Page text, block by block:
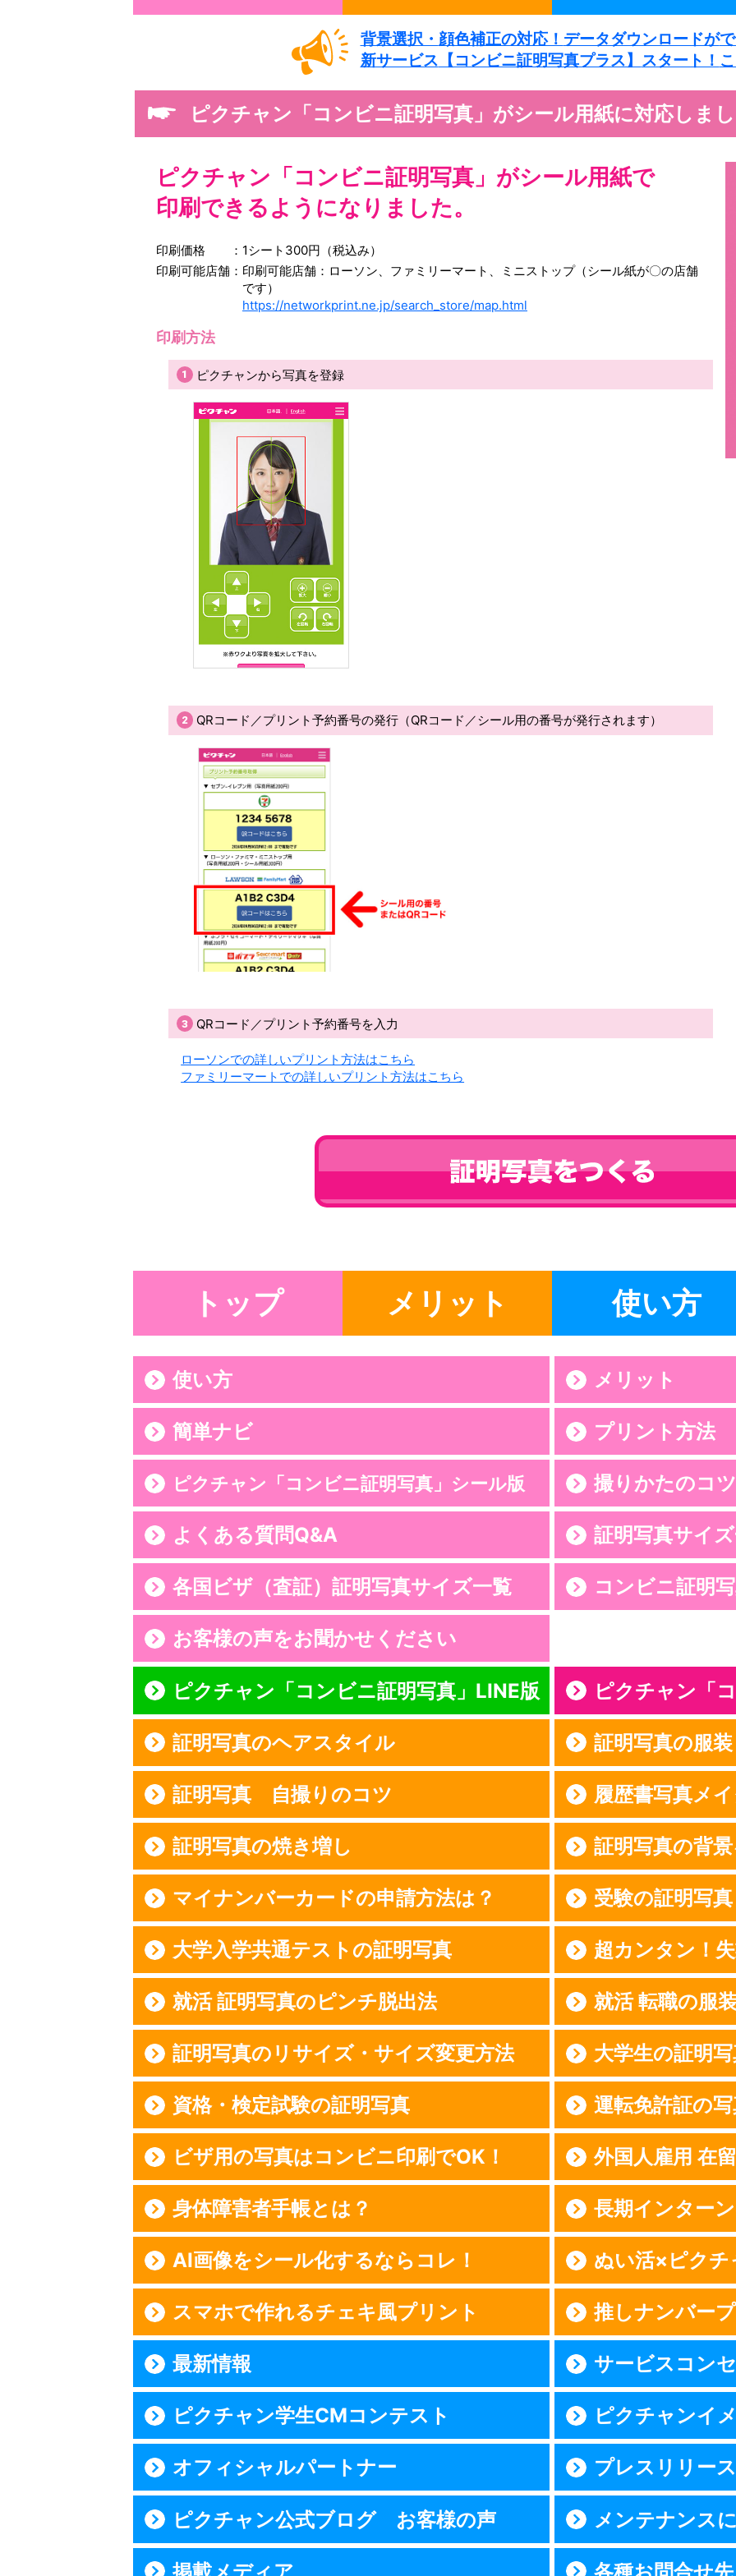
背景選択・ 顔色補正の対応！ データダウンロードが
新サービス 【コンビニ証明写真プラス】 スタート！
ピクチャン「コンビニ証明写真」がシール用紙に対応しま
ピクチャン「コンビニ証明写真」がシール用紙で
印刷できるようになりました。
印刷価格
1シート300円（税込み）
印刷可能店舗
印刷可能店舗：ローソン、ファミリーマート、ミニストップ（シール紙が〇の店舗
です）
https://networkprint.ne.jp/search_store/map.html
印刷方法
ピクチャンから写真を登録
QRコード／プリント予約番号の発行（QRコード／シール用の番号が発行されます）
QRコード／プリント予約番号を入力
ローソンでの詳しいプリント方法はこちら
ファミリーマートでの詳しいプリント方法はこちら
トップ メリット 使い方
使い方 メリット
簡単ナビ プリント方法
ピクチャン「コンビニ証明写真」シール版 撮りかたのコ
よくある質問Q&A 証明写真サイ
各国ビザ（査証）証明写真サイズ一覧 コンビニ証明
お客様の声をお聞かせください
ピクチャン「コンビニ証明写真」LINE版 ピクチャン「
証明写真のヘアスタイル 証明写真の服装
証明写真 自撮りのコツ 履歴書写真メ
証明写真の焼き増し 証明写真の背
マイナンバーカードの申請方法は？ 受験の証明写
大学入学共通テストの証明写真 超カンタン！
就活 証明写真のピンチ脱出法 就活 転職の服
証明写真のリサイズ・サイズ変更方法 大学生の証明
資格・検定試験の証明写真 運転免許証の
ビザ用の写真はコンビニ印刷でOK！ 外国人雇用 在
身体障害者手帳とは？ 長期インター
AI画像をシール化するならコレ！ ぬい活×ピクチ
スマホで作れるチェキ風プリント 推しナンバー
最新情報 サービスコン
ピクチャン学生CMコンテスト ピクチャンイ
オフィシャルパートナー プレスリリー
ピクチャン公式ブログ お客様の声 メンテナンス
掲載メディア 各種お問合せ先